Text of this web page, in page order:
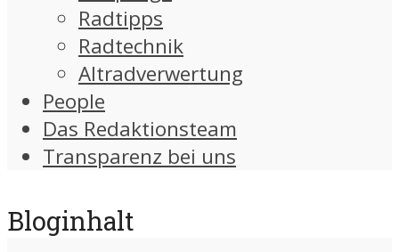
Radtipps
Radtechnik
Altradverwertung
People
Das Redaktionsteam
Transparenz bei uns
Bloginhalt